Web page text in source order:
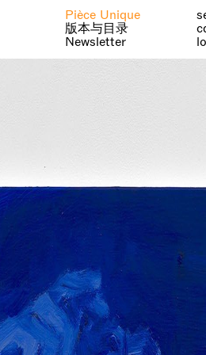
Pièce Unique
版本与目录
Newsletter